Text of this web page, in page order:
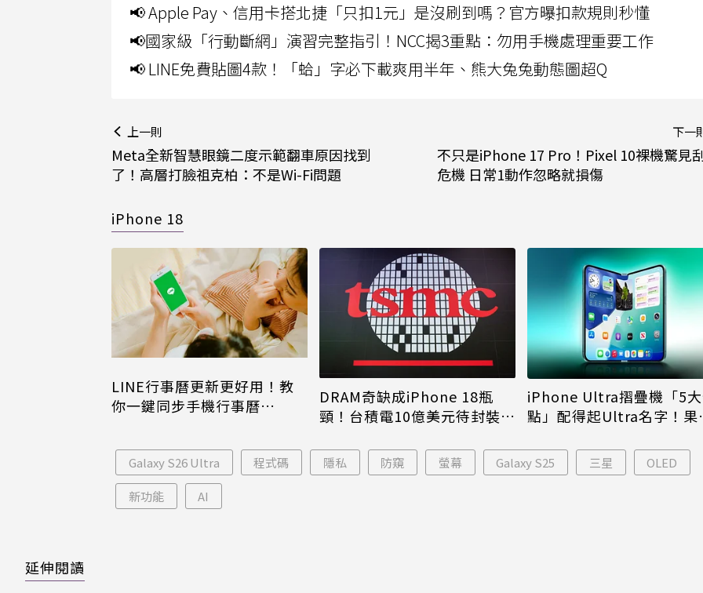
📢 Apple Pay、信用卡搭北捷「只扣1元」是沒刷到嗎？官方曝扣款規則秒懂
📢國家級「行動斷網」演習完整指引！NCC揭3重點：勿用手機處理重要工作
📢 LINE免費貼圖4款！「蛤」字必下載爽用半年、熊大兔兔動態圖超Q
上一則
Meta全新智慧眼鏡二度示範翻車原因找到
了！高層打臉祖克柏：不是Wi-Fi問題
下一
不只是iPhone 17 Pro！Pixel 10裸機驚見
危機 日常1動作忽略就損傷
iPhone 18
LINE行事曆更新更好用！教
你一鍵同步手機行事曆
DRAM奇缺成iPhone 18瓶
頸！台積電10億美元待封裝晶
iPhone Ultra摺疊機「5
點」配得起Ultra名字！果
Galaxy S26 Ultra 程式碼 隱私 防窺 螢幕 Galaxy S25 三星 OLED
新功能 AI
延伸閱讀